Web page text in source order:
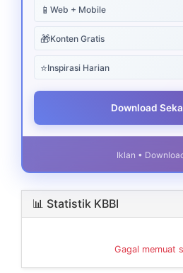
📱 Web + Mobile
🎁Konten Gratis
⭐Inspirasi Harian
Download
Iklan •
📊 Statistik KBBI
Gagal memuat